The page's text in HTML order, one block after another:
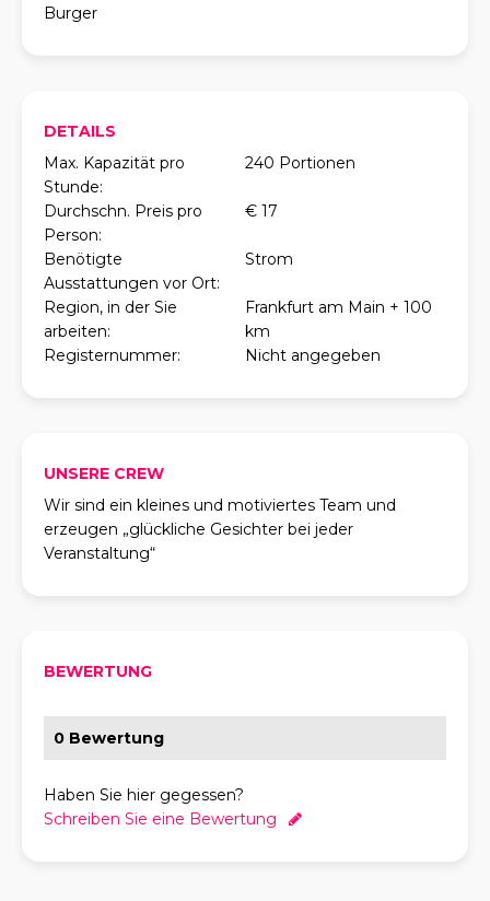
Burger
DETAILS
Max. Kapazität pro
Stunde:
240 Portionen
Durchschn. Preis pro
Person:
€ 17
Benötigte
Ausstattungen vor Ort:
Strom
Region, in der Sie
arbeiten:
Frankfurt am Main + 100
km
Registernummer:
Nicht angegeben
UNSERE CREW
Wir sind ein kleines und motiviertes Team und
erzeugen „glückliche Gesichter bei jeder
Veranstaltung“
BEWERTUNG
0 Bewertung
Haben Sie hier gegessen?
Schreiben Sie eine Bewertung